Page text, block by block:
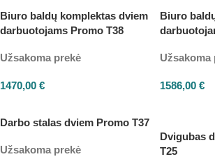
Biuro baldų komplektas dviem
darbuotojams Promo T38
Užsakoma prekė
1470,00 €
Biuro
Užsakoma
1586,00 €
Darbo stalas dviem Promo T37
Užsakoma prekė
Dvigubas
T25